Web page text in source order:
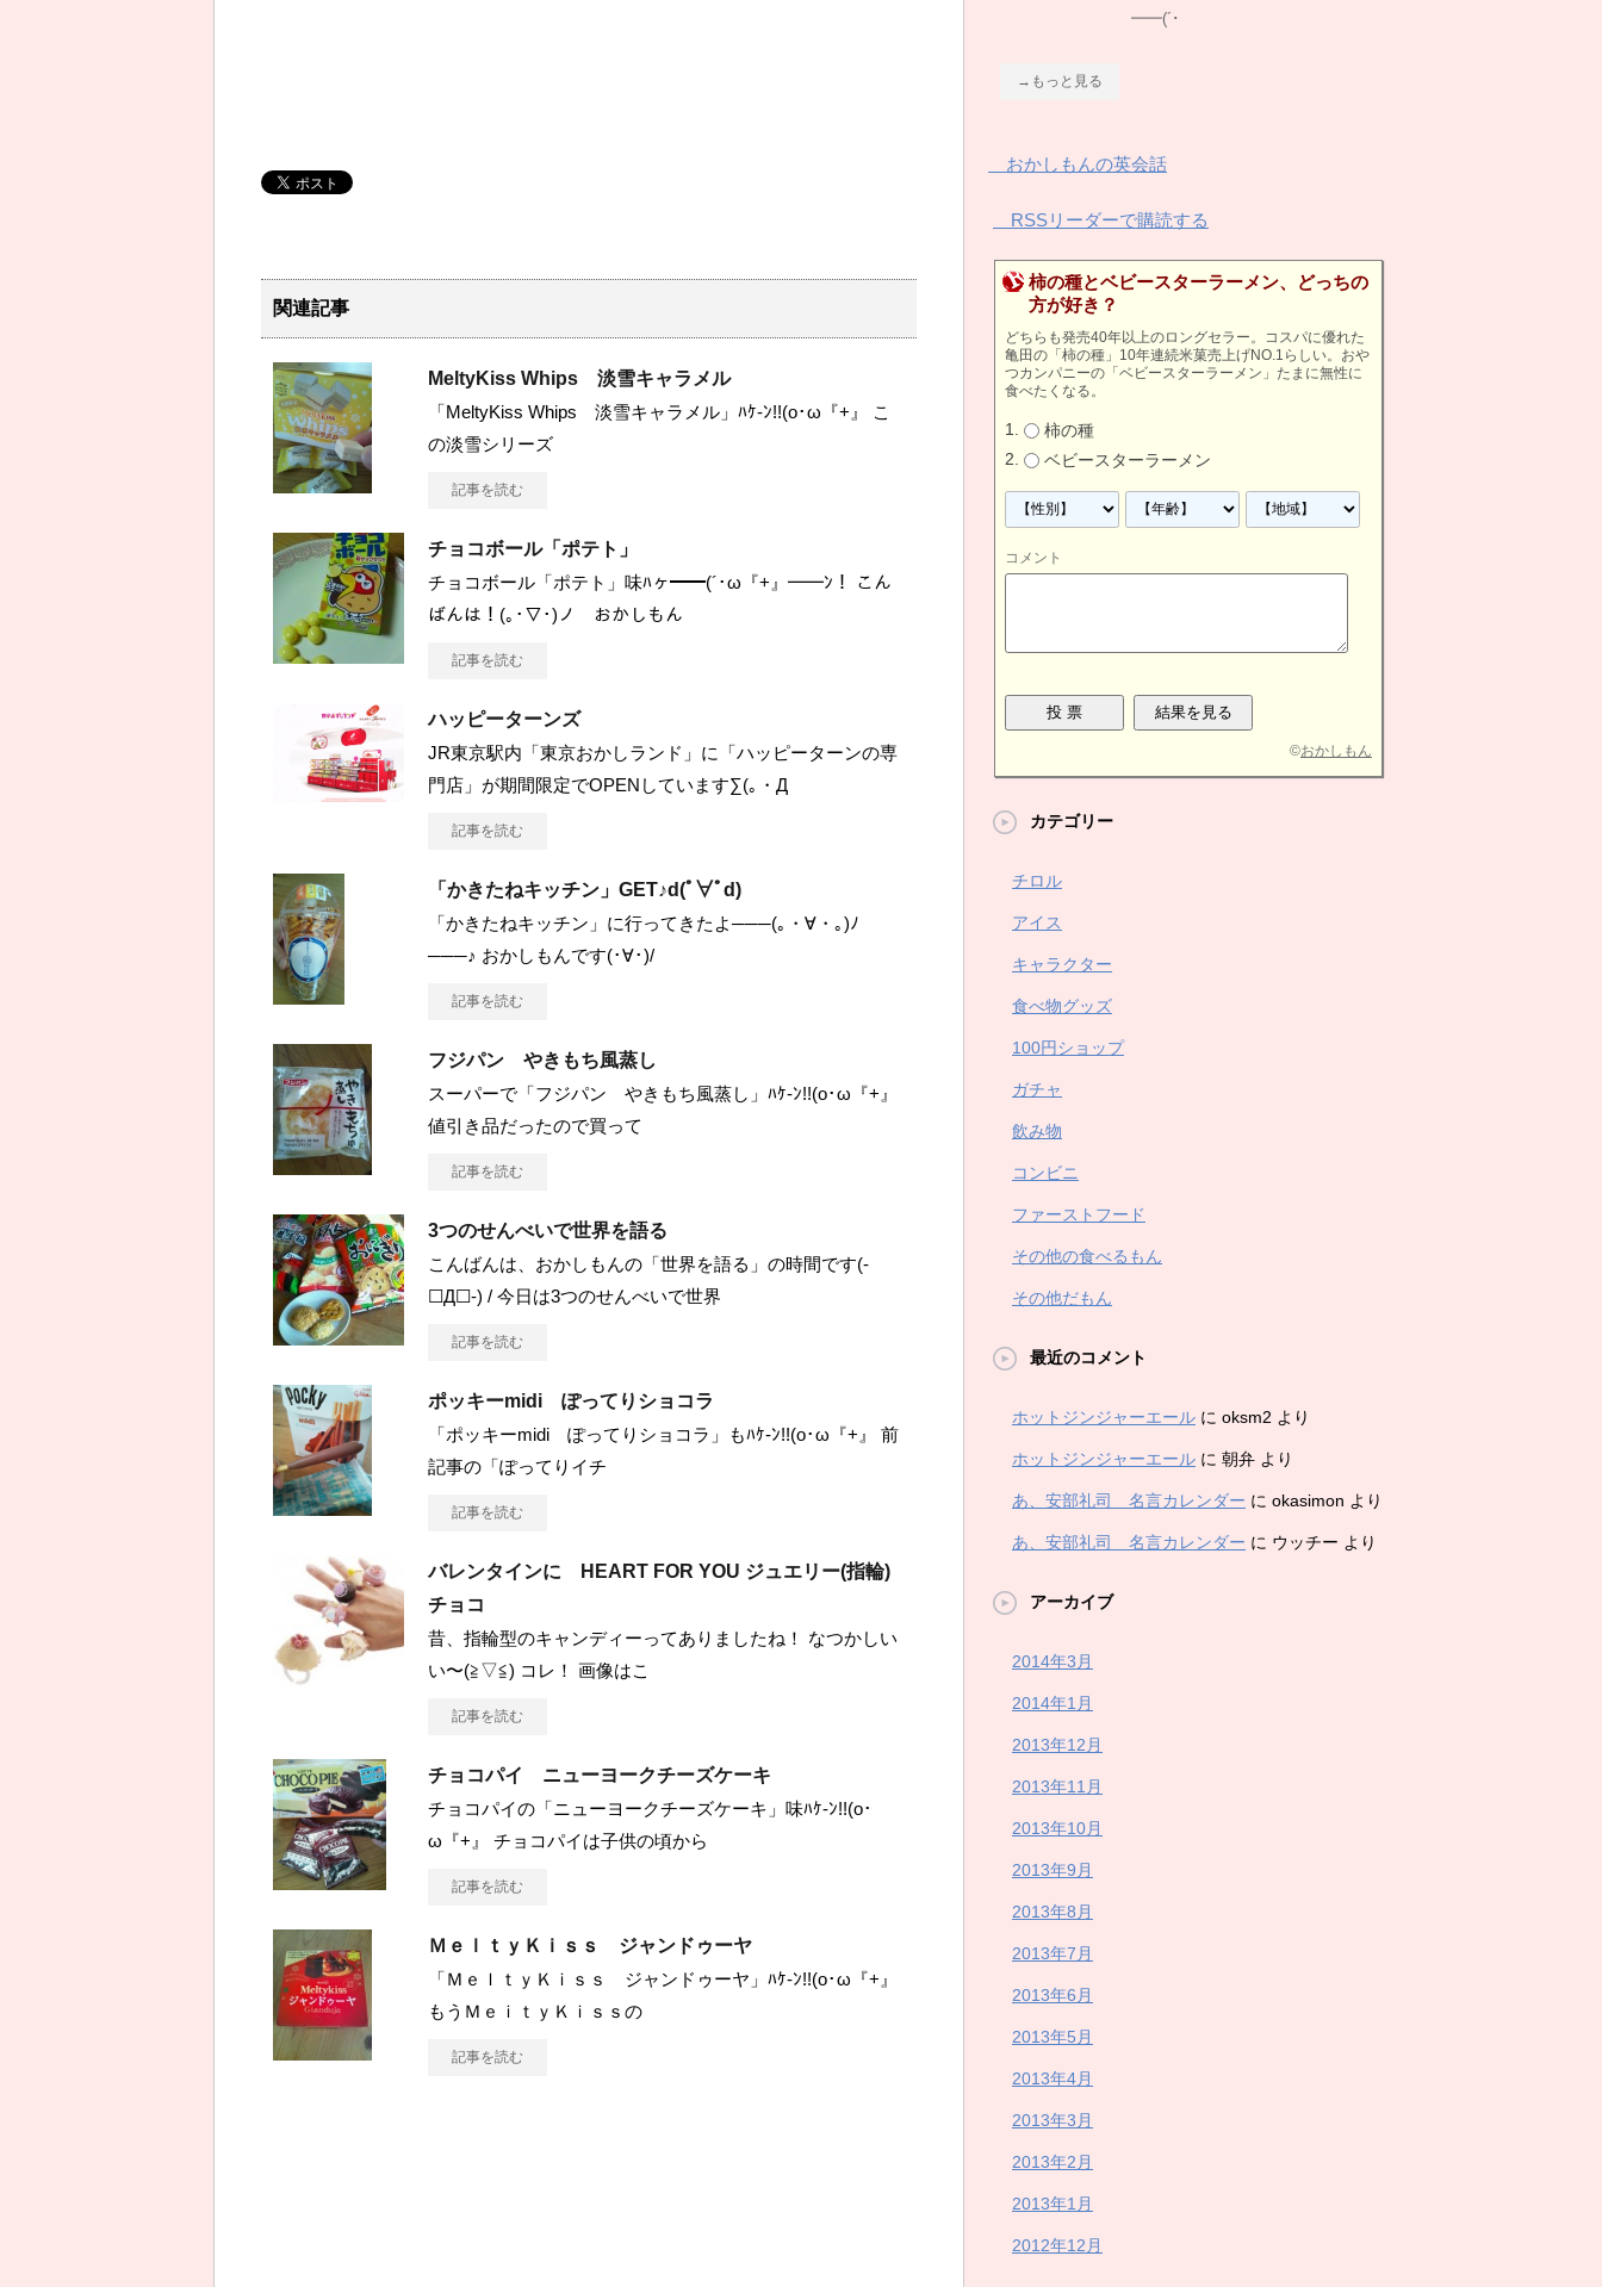
関連記事
MeltyKiss Whips 淡雪キャラメル
「MeltyKiss Whips 淡雪キャラメル」ﾊｹ-ﾝ!!(o･ω『+』 こ
の淡雪シリーズ
記事を読む
チョコボール「ポテト」
チョコボール「ポテト」味ﾊヶ━━(´･ω『+』━━ﾝ！ こん
ばんは！(｡･▽･)ノ おかしもん
記事を読む
ハッピーターンズ
JR東京駅内「東京おかしランド」に「ハッピーターンの専
門店」が期間限定でOPENしています∑(｡・Д
記事を読む
「かきたねキッチン」GET♪d(ﾟ∀ﾟd)
「かきたねキッチン」に行ってきたよ───(｡・∀・｡)ﾉ
───♪ おかしもんです(･∀･)/
記事を読む
フジパン やきもち風蒸し
スーパーで「フジパン やきもち風蒸し」ﾊｹ-ﾝ!!(o･ω『+』
値引き品だったので買って
記事を読む
3つのせんべいで世界を語る
こんばんは、おかしもんの「世界を語る」の時間です(-
☐Д☐-) / 今日は3つのせんべいで世界
記事を読む
ポッキーmidi ぽってりショコラ
「ポッキーmidi ぽってりショコラ」もﾊｹ-ﾝ!!(o･ω『+』 前
記事の「ぽってりイチ
記事を読む
バレンタインに HEART FOR YOU ジュエリー(指輪)
チョコ
昔、指輪型のキャンディーってありましたね！ なつかしい
い〜(≧▽≦) コレ！ 画像はこ
記事を読む
チョコパイ ニューヨークチーズケーキ
チョコパイの「ニューヨークチーズケーキ」味ﾊｹ-ﾝ!!(o･
ω『+』 チョコパイは子供の頃から
記事を読む
ＭｅｌｔｙＫｉｓｓ ジャンドゥーヤ
「ＭｅｌｔｙＫｉｓｓ ジャンドゥーヤ」ﾊｹ-ﾝ!!(o･ω『+』
もうＭｅｉｔｙＫｉｓｓの
記事を読む
━━(´･
→もっと見る
おかしもんの英会話
RSSリーダーで購読する
柿の種とベビースターラーメン、どっちの
方が好き？
どちらも発売40年以上のロングセラー。コスパに優れた
亀田の「柿の種」10年連続米菓売上げNO.1らしい。おや
つカンパニーの「ベビースターラーメン」たまに無性に
食べたくなる。
柿の種
ベビースターラーメン
コメント
©おかしもん
カテゴリー
チロル
アイス
キャラクター
食べ物グッズ
100円ショップ
ガチャ
飲み物
コンビニ
ファーストフード
その他の食べるもん
その他だもん
最近のコメント
ホットジンジャーエール に oksm2 より
ホットジンジャーエール に 朝弁 より
あ、安部礼司 名言カレンダー に okasimon より
あ、安部礼司 名言カレンダー に ウッチー より
アーカイブ
2014年3月
2014年1月
2013年12月
2013年11月
2013年10月
2013年9月
2013年8月
2013年7月
2013年6月
2013年5月
2013年4月
2013年3月
2013年2月
2013年1月
2012年12月